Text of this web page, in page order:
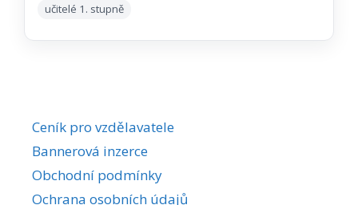
učitelé 1. stupně
Ceník pro vzdělavatele
Bannerová inzerce
Obchodní podmínky
Ochrana osobních údajů